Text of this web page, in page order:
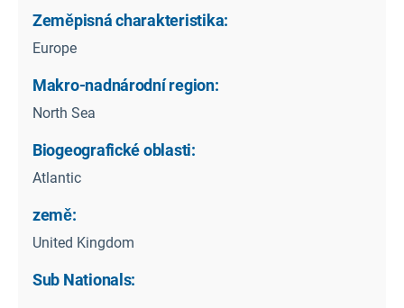
Zeměpisná charakteristika:
Europe
Makro-nadnárodní region:
North Sea
Biogeografické oblasti:
Atlantic
země:
United Kingdom
Sub Nationals: